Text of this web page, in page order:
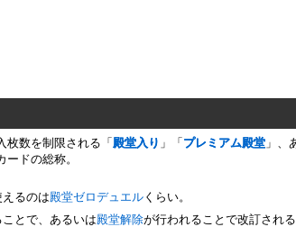
枚数を制限される「殿堂入り 」「プレミアム殿堂 」、
ードの総称。
るのは殿堂ゼロデュエルくらい。
とで、あるいは殿堂解除が行われることで改訂される